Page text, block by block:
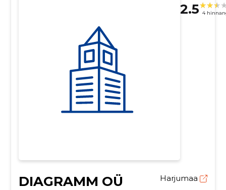
2.5 4
DIAGRAMM OÜ Harjumaa